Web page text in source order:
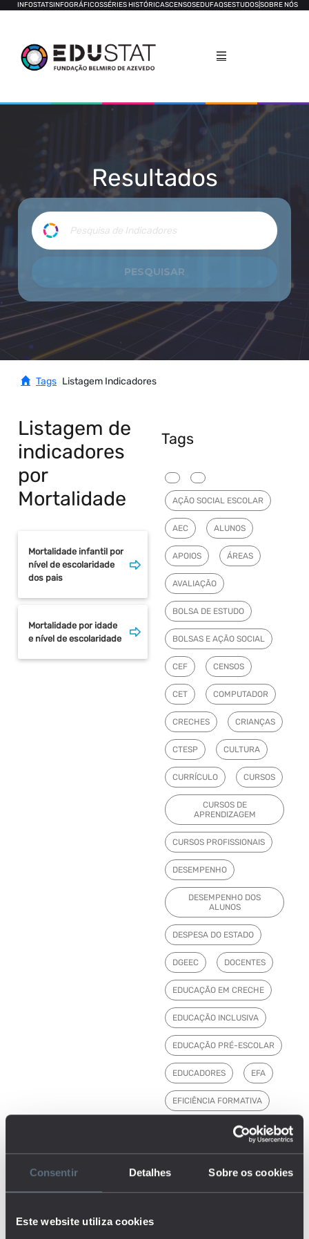
Consentir Detalhes Sobre os cookies
Este website utiliza cookies
INFOSTATSINFOGRÁFICOSSÉRIES HISTÓRICASCENSOSEDUFAQSESTUDOSSOBRE NÓS
Resultados
Tags Listagem Indicadores
Listagem de
indicadores
por
Mortalidade
Mortalidade infantil por
nível de escolaridade
dos pais
Mortalidade por idade
e nível de escolaridade
Tags
AÇÃO SOCIAL ESCOLAR
AEC ALUNOS
APOIOS ÁREAS
AVALIAÇÃO
BOLSA DE ESTUDO
BOLSAS E AÇÃO SOCIAL
CEF CENSOS
CET COMPUTADOR
CRECHES CRIANÇAS
CTESP CULTURA
CURRÍCULO CURSOS
CURSOS DE
APRENDIZAGEM
CURSOS PROFISSIONAIS
DESEMPENHO
DESEMPENHO DOS
ALUNOS
DESPESA DO ESTADO
DGEEC DOCENTES
EDUCAÇÃO EM CRECHE
EDUCAÇÃO INCLUSIVA
EDUCAÇÃO PRÉ-ESCOLAR
EDUCADORES EFA
EFICIÊNCIA FORMATIVA
ENSINO BÁSICO